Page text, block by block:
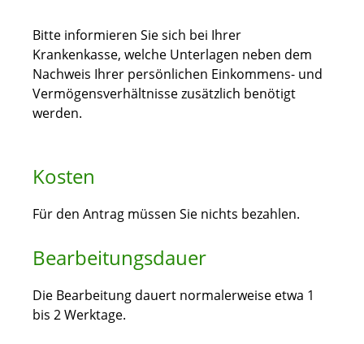
Bitte informieren Sie sich bei Ihrer
Krankenkasse, welche Unterlagen neben dem
Nachweis Ihrer persönlichen Einkommens- und
Vermögensverhältnisse zusätzlich benötigt
werden.
Kosten
Für den Antrag müssen Sie nichts bezahlen.
Bearbeitungsdauer
Die Bearbeitung dauert normalerweise etwa 1
bis 2 Werktage.